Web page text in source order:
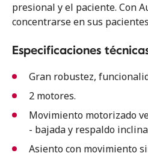
presional y el paciente. Con
concentrarse en sus
Especificaciones
Gran robustez,
2 motores.
Movimiento motorizado
- bajada y respaldo
Asiento con movimiento